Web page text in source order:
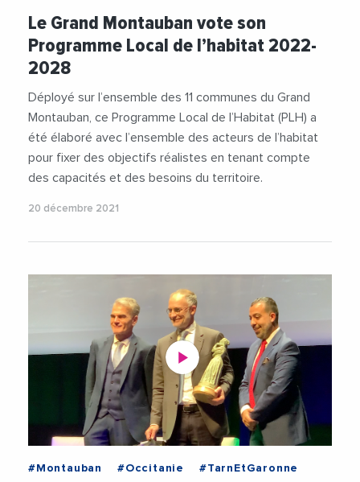
#Montauban
#Occitanie
#TarnEtGaronne
#ThierryDeville
#Urbanisme
Le Grand Montauban vote son
Programme Local de l’habitat 2022-
2028
Déployé sur l’ensemble des 11 communes du Grand
Montauban, ce Programme Local de l’Habitat (PLH) a
été élaboré avec l’ensemble des acteurs de l’habitat
pour fixer des objectifs réalistes en tenant compte
des capacités et des besoins du territoire.
20 décembre 2021
#Montauban #Occitanie
#TarnEtGaronne